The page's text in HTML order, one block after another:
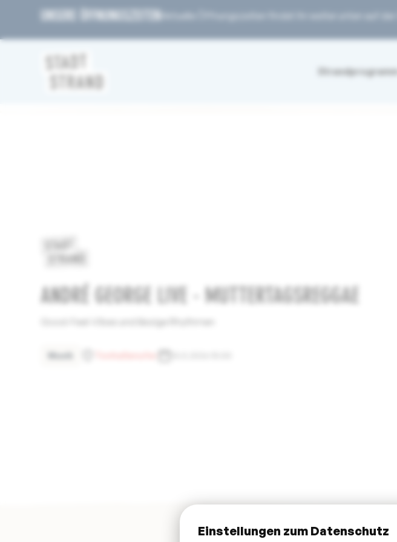
UNSERE ÖFFNUNGSZEITEN
Strandprogramm
ANDRÉ GEORGE LIVE - MUTTERTAGSREGGAE
Good-Feel-Vibes und lässige Rhythmen
Musik
Einstellungen zum Datenschutz